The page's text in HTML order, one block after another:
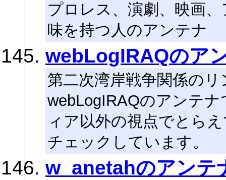
プロレス、演劇、映画
味を持つ人のアンテナ
webLogIRAQのア
第二次湾岸戦争関係の
webLogIRAQのアンテ
ィア以外の視点でとら
チェックしています。
w_anetahのアンテ